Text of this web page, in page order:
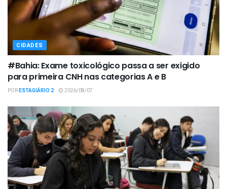
CIDADES
#Bahia: Exame toxicológico passa a ser exigido
para primeira CNH nas categorias A e B
PORESTAGIÁRIO 2 2026/08/07